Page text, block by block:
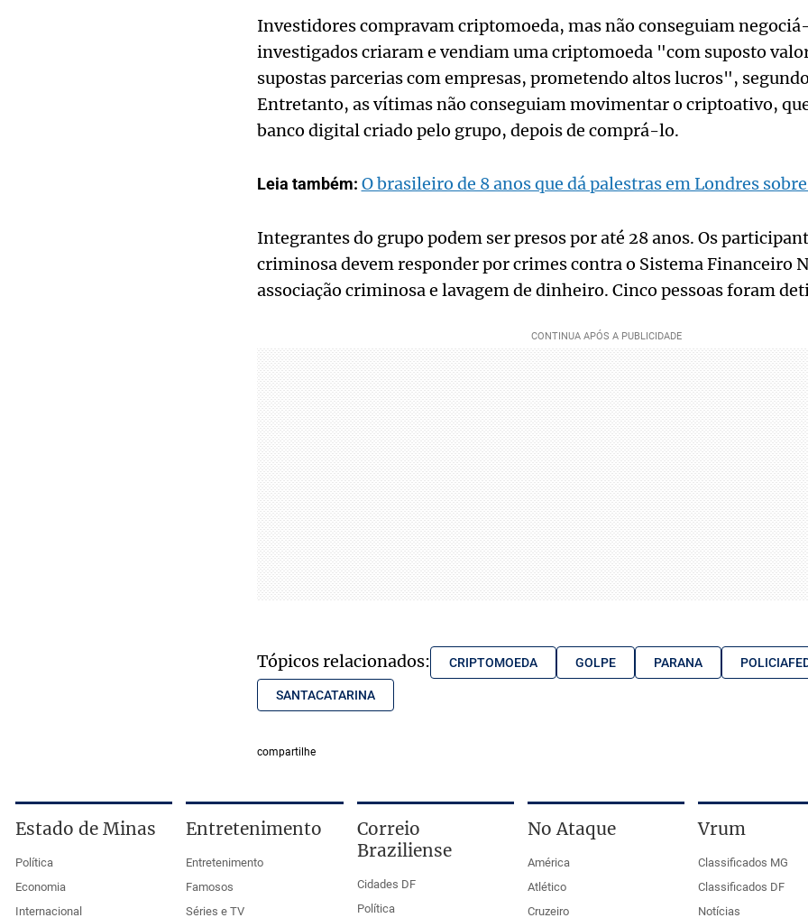
Investidores compravam criptomoeda, mas não conseguiam
investigados criaram e vendiam uma criptomoeda "com suposto
supostas parcerias com empresas, prometendo altos lucros",
Entretanto, as vítimas não conseguiam movimentar o criptoativo,
banco digital criado pelo grupo, depois de comprá-lo.
Leia também: O brasileiro de 8 anos que dá palestras em Londres
Integrantes do grupo podem ser presos por até 28 anos. Os
criminosa devem responder por crimes contra o Sistema Financeiro
associação criminosa e lavagem de dinheiro. Cinco pessoas foram
Tópicos relacionados: CRIPTOMOEDA GOLPE PARANA
SANTACATARINA
compartilhe
Estado de Minas
Política
Economia
Internacional
Entretenimento
Entretenimento
Famosos
Séries e TV
Correio
Braziliense
Cidades DF
Política
No Ataque
América
Atlético
Cruzeiro
Vrum
Classificados MG
Classificados DF
Notícias